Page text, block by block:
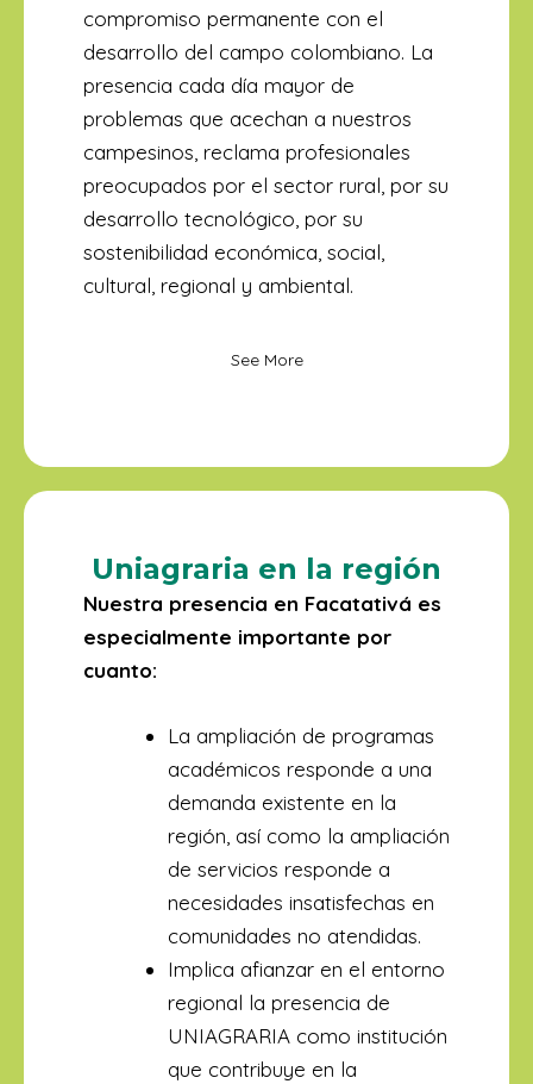
compromiso permanente con el
desarrollo del campo colombiano. La
presencia cada día mayor de
problemas que acechan a nuestros
campesinos, reclama profesionales
preocupados por el sector rural, por su
desarrollo tecnológico, por su
sostenibilidad económica, social,
cultural, regional y ambiental.
See More
Uniagraria en la región
Nuestra presencia en Facatativá es
especialmente importante por
cuanto:
La ampliación de programas
académicos responde a una
demanda existente en la
región, así como la ampliación
de servicios responde a
necesidades insatisfechas en
comunidades no atendidas.
Implica afianzar en el entorno
regional la presencia de
UNIAGRARIA como institución
que contribuye en la